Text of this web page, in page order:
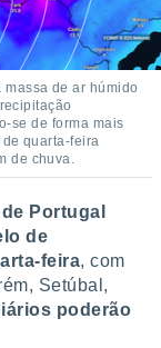
de ar húmido
se de forma mais
quarta-feira
de chuva.
Portugal
de
feira, com
Setúbal,
poderão